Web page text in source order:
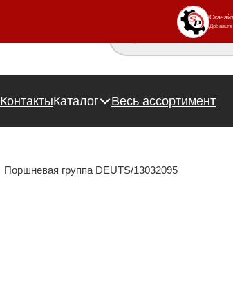
Поиск товаров
КонтактыКаталог Весь ассортимент
Поршневая группа DEUTS/13032095